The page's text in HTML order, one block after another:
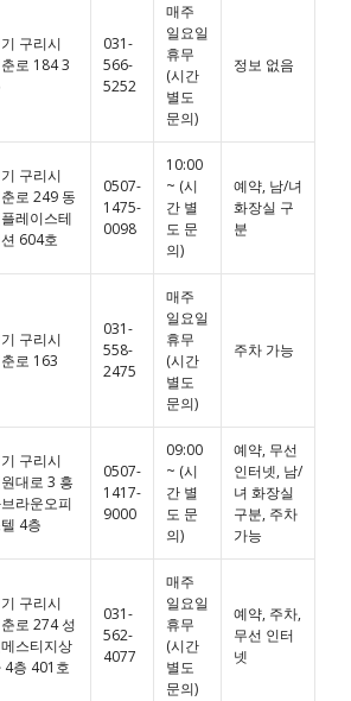
구리시
로 184 3
031-
566-
5252
매주
일요일
휴무
(시간
별도
문의)
정보 없음
구리시
로 249 동
레이스테
604호
0507-
1475-
0098
10:00
~ (시
간 별
도 문
의)
예약, 남/녀
화장실 구
분
구리시
로 163
031-
558-
2475
매주
일요일
휴무
(시간
별도
문의)
주차 가능
구리시
대로 3 흥
라운오피
4층
0507-
1417-
9000
09:00
~ (시
간 별
도 문
의)
예약, 무선
인터넷, 남/
녀 화장실
구분, 주차
가능
구리시
로 274 성
스티지상
4층 401호
031-
562-
4077
매주
일요일
휴무
(시간
별도
문의)
예약, 주차,
무선 인터
넷